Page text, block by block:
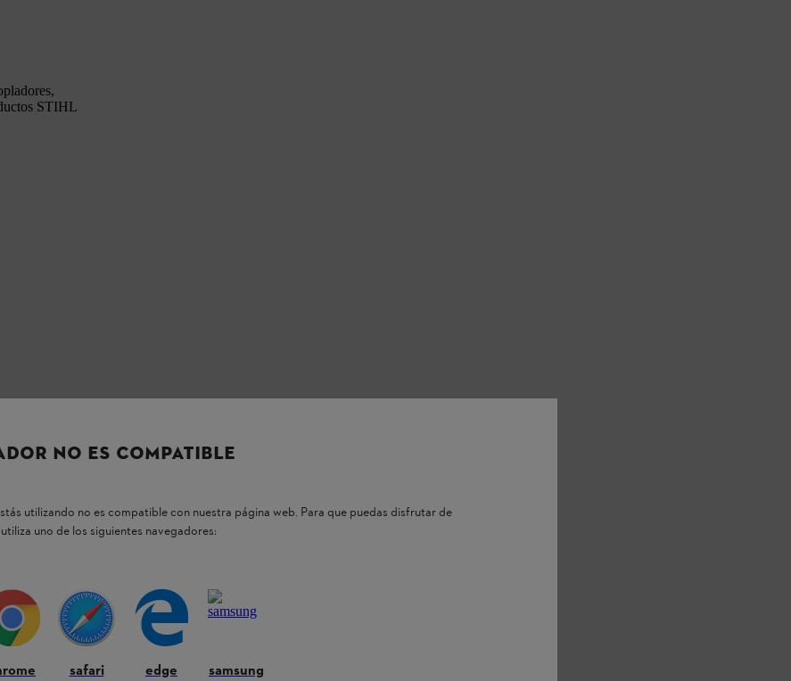
STIHL
encontrarás
NO ES COMPATIBLE
utilizando no es compatible con nuestra página web. Para que puedas disfrutar de
uno de los siguientes navegadores:
safari edge samsung